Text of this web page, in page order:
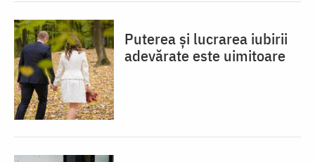
Puterea și lucrarea iubirii
adevărate este uimitoare